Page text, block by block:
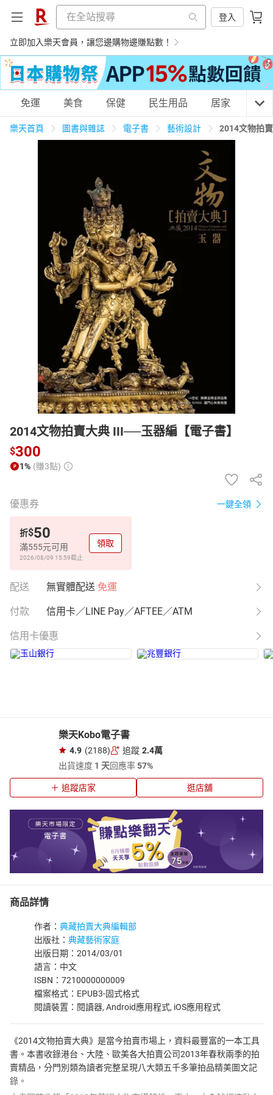
登入
立即加入樂天會員，讓您邊購物邊賺點數！
購物網分類
3C家電 運動休閒 親子玩具
女裝 男裝 化妝保養
電子/紙本書
HOT
免運 美食 保健 民生用品 居家 3C
樂天首頁 圖書與雜誌 電子書 藝術設計 2014文物拍
2014文物拍賣大典 III──玉器編【電子書】
$300
1% (賺3點)
優惠券 一鍵全領
折$50
滿555元可用
2026/08/09 15:59截止
領取
配送 無實體配送 免運
付款 信用卡／LINE Pay／AFTEE／ATM
信用卡優惠
樂天Kobo電子書
4.9 (2188) 追蹤 2.4萬
出貨速度 1 天回應率57%
追蹤店家 逛店舖
商品詳情
作者： 典藏拍賣大典編輯部
出版社： 典藏藝術家庭
出版日期：2014/03/01
語言：中文
ISBN：7210000000009
檔案格式：EPUB3-固式格式
閱讀裝置：閱讀器, Android應用程式, iOS應用程式
《2014文物拍賣大典》是當今拍賣市場上，資料最豐富的一本工具
書。本書收錄港台、大陸、歐美各大拍賣公司2013年春秋兩季的拍
賣精品，分門別類為讀者完整呈現八大類五千多筆拍品精美圖文記
錄。